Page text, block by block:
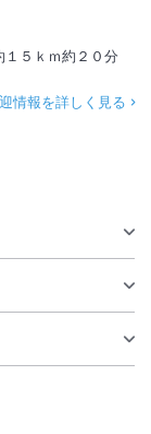
５ｋｍ約２０分
情報を詳しく見る